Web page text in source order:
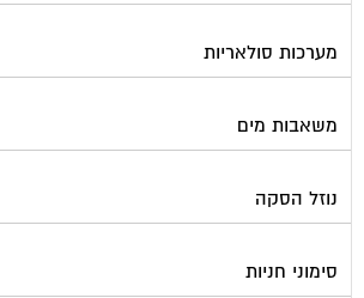
מערכות סולאריות
משאבות מים
נוזל הסקה
סימוני חניות